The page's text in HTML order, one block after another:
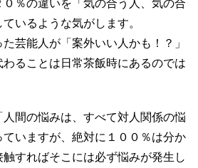
％の違いを「気の合う人、気の合
いるような気がします。
芸能人が「案外いい人かも！？」
ることは日常茶飯時にあるのでは
間の悩みは、すべて対人関係の悩
いますが、絶対に１００％は分か
すればそこには必ず悩みが発生し